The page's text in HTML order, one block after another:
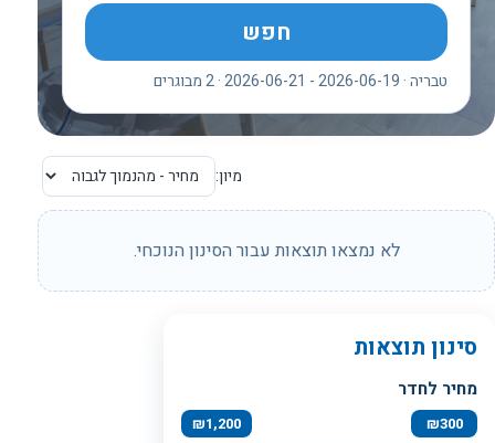
חפש
טבריה · 2026-06-19 - 2026-06-21 · 2 מבוגרים
מיון:
לא נמצאו תוצאות עבור הסינון הנוכחי.
סינון תוצאות
מחיר לחדר
₪300
₪1,200